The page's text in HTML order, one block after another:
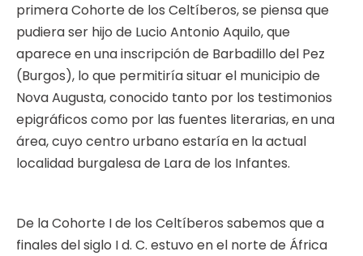
primera Cohorte de los Celtíberos, se piensa que
pudiera ser hijo de Lucio Antonio Aquilo, que
aparece en una inscripción de Barbadillo del Pez
(Burgos), lo que permitiría situar el municipio de
Nova Augusta, conocido tanto por los testimonios
epigráficos como por las fuentes literarias, en una
área, cuyo centro urbano estaría en la actual
localidad burgalesa de Lara de los Infantes.
De la Cohorte I de los Celtíberos sabemos que a
finales del siglo I d. C. estuvo en el norte de África